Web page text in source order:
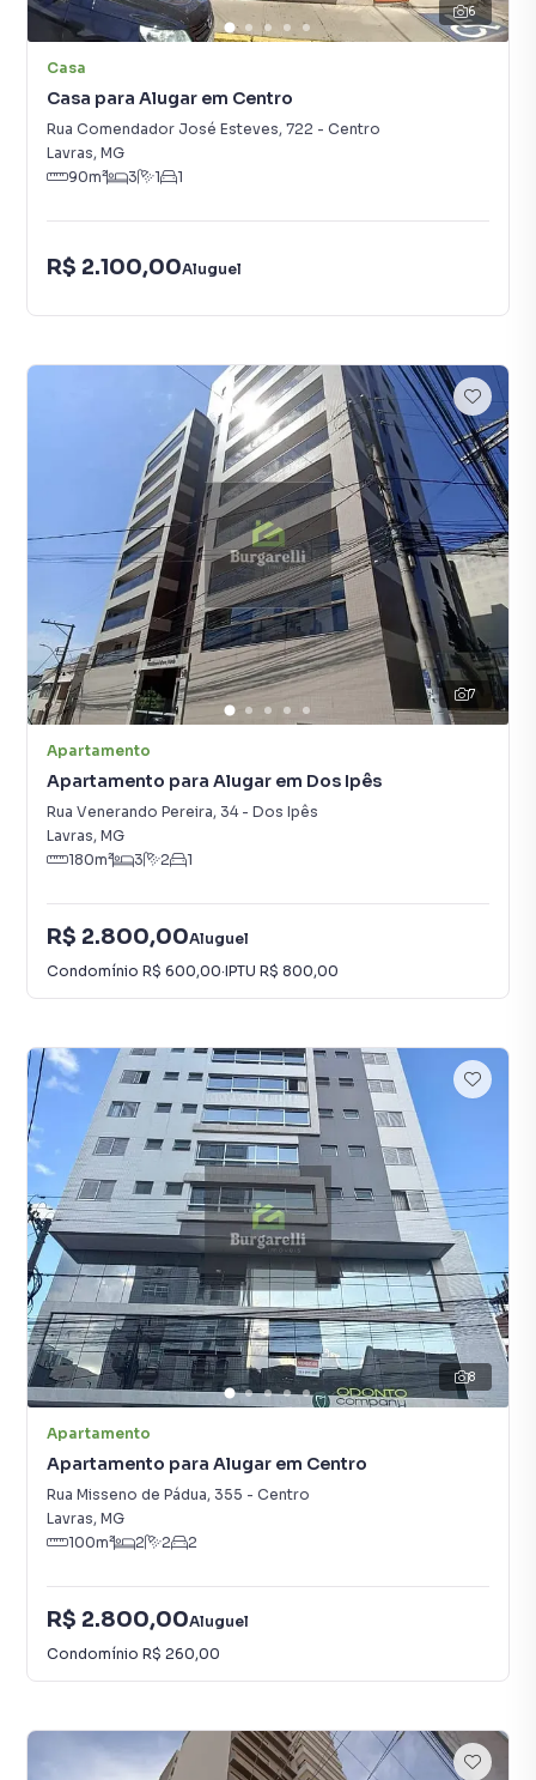
6
Casa
Casa para Alugar em Centro
Rua Comendador José Esteves, 722 - Centro
Lavras, MG
90m² 3 1 1
R$ 2.100,00Aluguel
7
Apartamento
Apartamento para Alugar em Dos Ipês
Rua Venerando Pereira, 34- Dos Ipês
Lavras, MG
180m² 3 2 1
R$ 2.800,00Aluguel
Condomínio R$ 600,00·IPTU R$ 800,00
8
Apartamento
Apartamento para Alugar em Centro
Rua Misseno de Pádua, 355 - Centro
Lavras, MG
100m² 2 2 2
R$ 2.800,00Aluguel
Condomínio R$ 260,00